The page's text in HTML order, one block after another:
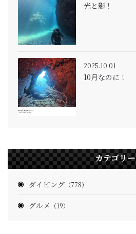
光と影！
2025.10.01
10月なのに！
カテゴリー
ダイビング （778）
グルメ （19）